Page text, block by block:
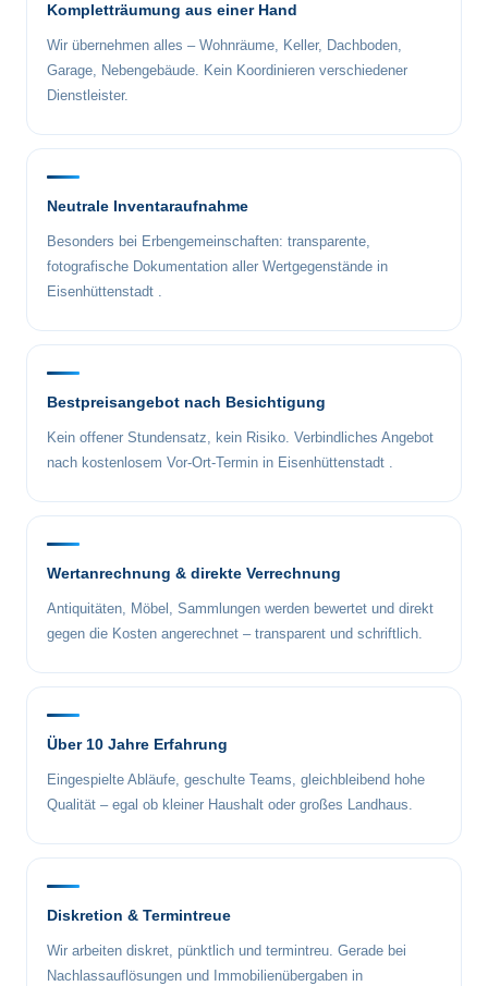
Kompletträumung aus einer Hand
Wir übernehmen alles – Wohnräume, Keller, Dachboden,
Garage, Nebengebäude. Kein Koordinieren verschiedener
Dienstleister.
Neutrale Inventaraufnahme
Besonders bei Erbengemeinschaften: transparente,
fotografische Dokumentation aller Wertgegenstände in
Eisenhüttenstadt .
Bestpreisangebot nach Besichtigung
Kein offener Stundensatz, kein Risiko. Verbindliches Angebot
nach kostenlosem Vor-Ort-Termin in Eisenhüttenstadt .
Wertanrechnung & direkte Verrechnung
Antiquitäten, Möbel, Sammlungen werden bewertet und direkt
gegen die Kosten angerechnet – transparent und schriftlich.
Über 10 Jahre Erfahrung
Eingespielte Abläufe, geschulte Teams, gleichbleibend hohe
Qualität – egal ob kleiner Haushalt oder großes Landhaus.
Diskretion & Termintreue
Wir arbeiten diskret, pünktlich und termintreu. Gerade bei
Nachlassauflösungen und Immobilienübergaben in